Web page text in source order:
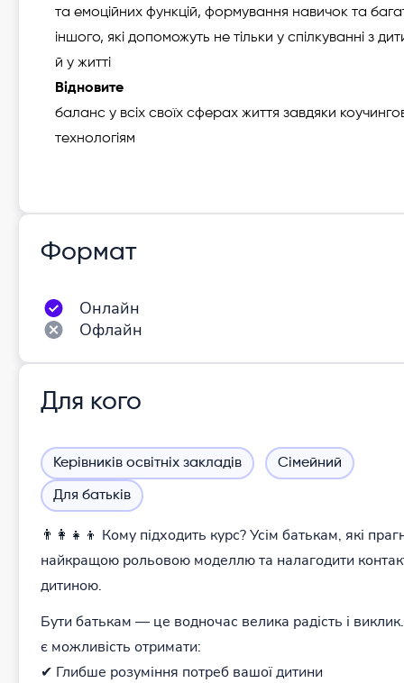
та емоційних функцій, формування навичок та
іншого, які допоможуть не тільки у спілкуванні з
й у житті
Відновите
баланс у всіх своїх сферах життя завдяки
технологіям
Формат
Онлайн
Офлайн
Для кого
Керівників освітніх закладів Сімейний
Для батьків
👨‍👩‍👧‍👦 Кому підходить курс? Усім батькам, які
найкращою рольовою моделлю та налагодити
дитиною.
Бути батькам — це водночас велика радість і
є можливість отримати:
✔ Глибше розуміння потреб вашої дитини